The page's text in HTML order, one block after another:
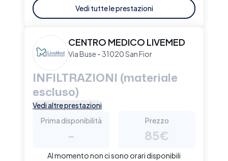
Vedi tutte le prestazioni
CENTRO MEDICO LIVEMED
Via Buse - 31020 San Fior
INFILTRAZIONI (materiale
escluso)
Vedi altre prestazioni
Prima disponibilità
-
Prezzo
85€
Al momento non ci sono orari disponibili